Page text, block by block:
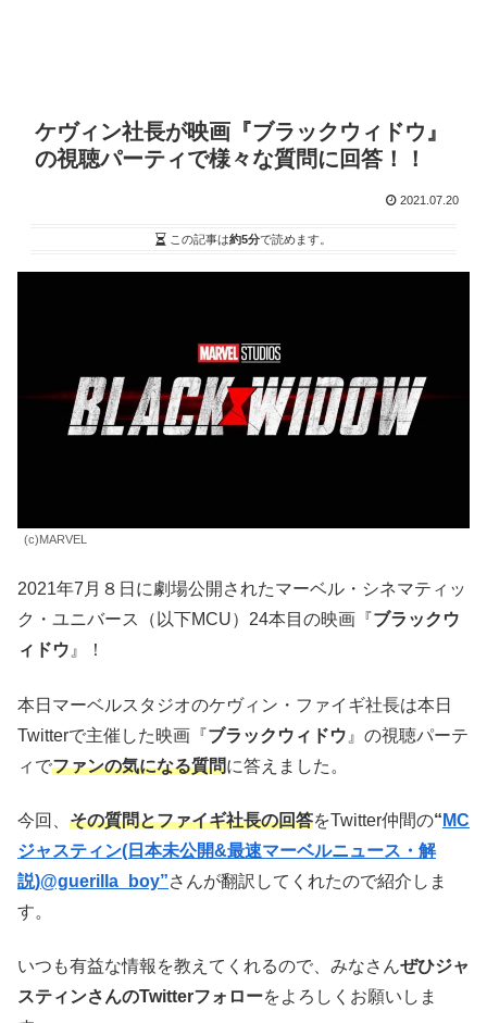
ケヴィン社長が映画『ブラックウィドウ』
の視聴パーティで様々な質問に回答！！
2021.07.20
この記事は約5分で読めます。
(c)MARVEL
2021年7月８日に劇場公開されたマーベル・シネマティッ
ク・ユニバース（以下MCU）24本目の映画『ブラックウ
ィドウ 』！
本日マーベルスタジオのケヴィン・ファイギ社長は本日
Twitterで主催した映画『ブラックウィドウ 』の視聴パーテ
ィでファンの気になる質問に答えました。
今回、 その質問とファイギ社長の回答をTwitter仲間の“ MC
ジャスティン(日本未公開&最速マーベルニュース・解
説)@guerilla_boy”さんが翻訳してくれたので紹介しま
す。
いつも有益な情報を教えてくれるので、みなさんぜひジャ
スティンさんのTwitterフォローをよろしくお願いしま